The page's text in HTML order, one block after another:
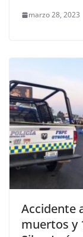
marzo 28, 2023
Accidente
muertos y